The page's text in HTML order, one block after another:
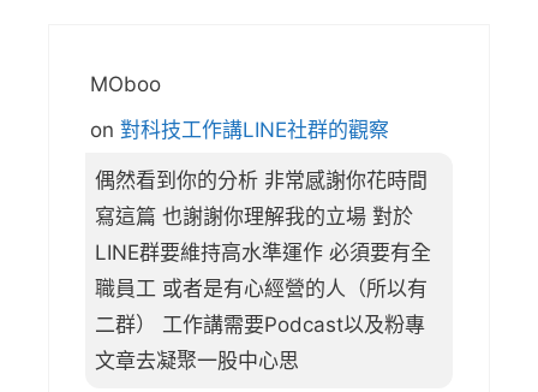
MOboo
on 對科技工作講LINE社群的觀察
偶然看到你的分析 非常感謝你花時間
寫這篇 也謝謝你理解我的立場 對於
LINE群要維持高水準運作 必須要有全
職員工 或者是有心經營的人（所以有
二群） 工作講需要Podcast以及粉專
文章去凝聚一股中心思